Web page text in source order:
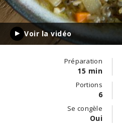
Voir la vidéo
Préparation
15 min
Portions
6
Se congèle
Oui